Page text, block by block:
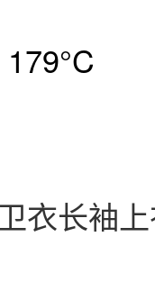
179°C
衣长袖